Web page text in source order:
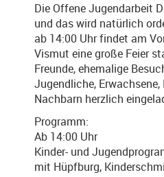
Die Offene Jugendarbeit
und das wird natürlich
ab 14:00 Uhr findet am
Vismut eine große Feier
Freunde, ehemalige
Jugendliche,
Nachbarn herzlich
Programm:
Ab 14:00 Uhr
Kinder- und
mit Hüpfburg,